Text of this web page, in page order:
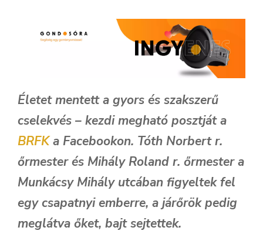
Életet mentett a gyors és szakszerű
cselekvés – kezdi megható posztját a
BRFKa Facebookon. Tóth Norbert r.
őrmester és Mihály Roland r. őrmester a
Munkácsy Mihály utcában figyeltek fel
egy csapatnyi emberre, a járőrök pedig
meglátva őket, bajt sejtettek.